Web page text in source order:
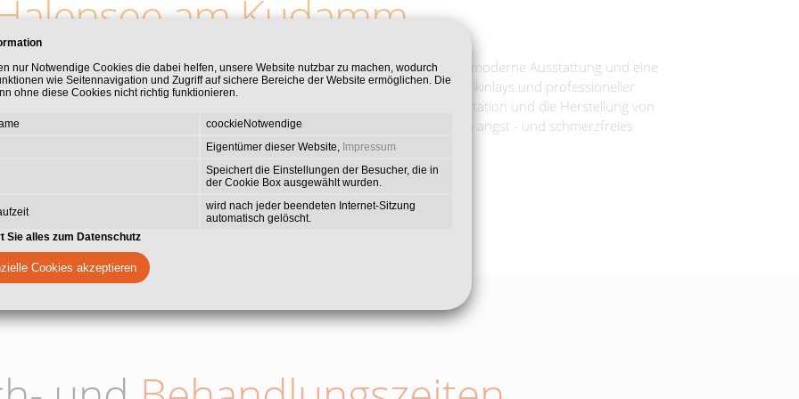
nur Notwendige Cookies die dabei helfen, unsere Website nutzbar zu machen, wodurch
wie Seitennavigation und Zugriff auf sichere Bereiche der Website ermöglichen. Die
ohne diese Cookies nicht richtig funktionieren.
coockieNotwendige
Eigentümer dieser Website, Impressum
Speichert die Einstellungen der Besucher, die in
der Cookie Box ausgewählt wurden.
wird nach jeder beendeten Internet-Sitzung
automatisch gelöscht.
Sie alles zum Datenschutz
Cookies akzeptieren
am Kudamm
die Ihnen umfassende zahnmedizinische Leistungen, eine moderne Ausstattung und eine
Spezialisierungen gehört die ästhetische Zahnmedizin mit Veneers, Keramikinlays und professioneller
Behandlung von Zahnfleischerkrankungen, Wurzelkanalbehandlung, Implantation und die Herstellung von
legen wir auf die Behandlung von Angstpatienten mit Lachgas, um so ein angst - und schmerzfreies
Behandeln zu ermöglichen.